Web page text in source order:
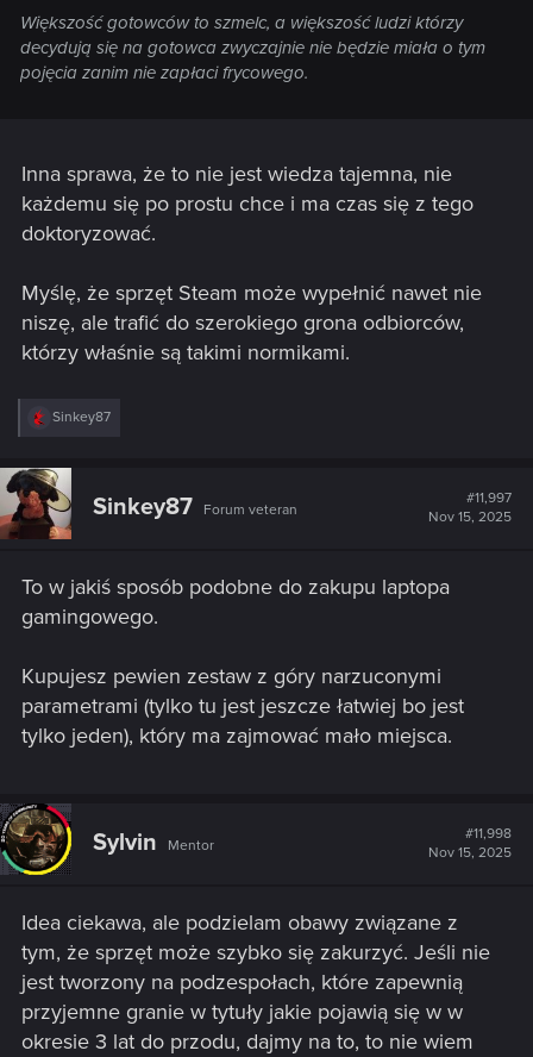
Większość gotowców to szmelc, a większość ludzi którzy
decydują się na gotowca zwyczajnie nie będzie miała o tym
pojęcia zanim nie zapłaci frycowego.
Inna sprawa, że to nie jest wiedza tajemna, nie
każdemu się po prostu chce i ma czas się z tego
doktoryzować.
Myślę, że sprzęt Steam może wypełnić nawet nie
niszę, ale trafić do szerokiego grona odbiorców,
którzy właśnie są takimi normikami.
R
c
t
i
o
:
Sinkey87
Sinkey87 Forum veteran
#11,997
Nov 15, 2025
To w jakiś sposób podobne do zakupu laptopa
gamingowego.
Kupujesz pewien zestaw z góry narzuconymi
parametrami (tylko tu jest jeszcze łatwiej bo jest
tylko jeden), który ma zajmować mało miejsca.
Sylvin Mentor
#11,998
Nov 15, 2025
Idea ciekawa, ale podzielam obawy związane z
tym, że sprzęt może szybko się zakurzyć. Jeśli nie
jest tworzony na podzespołach, które zapewnią
przyjemne granie w tytuły jakie pojawią się w w
okresie 3 lat do przodu, dajmy na to, to nie wiem